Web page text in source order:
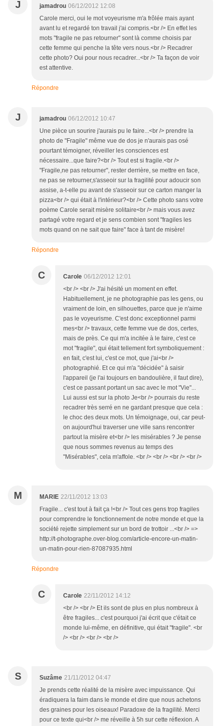
J jamadrou 06/12/2012 12:08
Carole merci, oui le mot voyeurisme m'a frôlée mais ayant
avant lu et regardé ton travail j'ai compris.<br /> En effet les
mots "fragile ne pas retourner" sont là comme choisis par
cette femme qui penche la tête vers nous.<br /> Recadrer
cette photo? Oui pour nous recadrer...<br /> Ta façon de voir
est attentive.
Répondre
J jamadrou 06/12/2012 10:47
Une pièce un sourire j'aurais pu le faire...<br /> prendre la
photo de "Fragile" même vue de dos je n'aurais pas osé
pourtant témoigner, réveiller les consciences est
nécessaire...que faire?<br /> Tout est si fragile.<br />
"Fragile,ne pas retourner", rester derrière, se mettre en face,
ne pas se retourner,s'asseoir sur la fragilité pour adoucir son
assise, a-t-elle pu avant de s'asseoir sur ce carton manger la
pizza<br /> qui était à l'intérieur?<br /> Cette photo sans votre
poème Carole serait misère solitaire<br /> mais vous avez
partagé votre regard et je sens combien sont "fragiles les
mots quand on ne sait que faire" face à tant de misère!
Répondre
C Carole 06/12/2012 12:01
<br /> <br /> J'ai hésité un moment en effet.
Habituellement, je ne photographie pas les gens, ou
vraiment de loin, en silhouettes, parce que je n'aime
pas le voyeurisme. C'est donc exceptionnel parmi
mes<br /> travaux, cette femme vue de dos, certes,
mais de près. Ce qui m'a incitée à le faire, c'est ce
mot "fragile", qui était tellement fort symboliquement :
en fait, c'est lui, c'est ce mot, que j'ai<br />
photographié. Et ce qui m'a "décidée" à saisir
l'appareil (je l'ai toujours en bandoulière, il faut dire),
c'est ce passant portant un sac avec le mot "Vie"...
Lui aussi est sur la photo Je<br /> pourrais du reste
recadrer très serré en ne gardant presque que cela :
le choc des deux mots. Un témoignage, oui, car peut-
on aujourd'hui traverser une ville sans rencontrer
partout la misère et<br /> les misérables ? Je pense
que nous sommes revenus au temps des
"Misérables", cela m'affole. <br /> <br /> <br /> <br />
M MARIE 22/11/2012 13:03
Fragile... c'est tout à fait ça !<br /> Tout ces gens trop fragiles
pour comprendre le fonctionnement de notre monde et que la
société rejette simplement sur un bord de trottoir ...<br /> =>
http://t-photographe.over-blog.com/article-encore-un-matin-
un-matin-pour-rien-87087935.html
Répondre
C Carole 22/11/2012 14:12
<br /> <br /> Et ils sont de plus en plus nombreux à
être fragiles... c'est pourquoi j'ai écrit que c'était ce
monde lui-même, en définitive, qui était "fragile". <br
/> <br /> <br /> <br />
S Suzâme 21/11/2012 04:47
Je prends cette réalité de la misère avec impuissance. Qui
éradiquera la faim dans le monde et dire que nous achetons
des graines pour les oiseaux! Paradoxe de la fragilité. Merci
pour ce texte qui<br /> me réveille à 5h sur cette réflexion. A